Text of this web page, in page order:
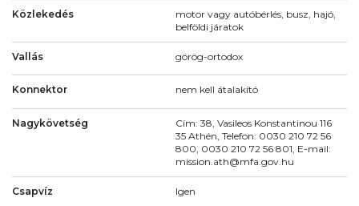
Közlekedés
motor vagy autóbérlés, busz, hajó,
belföldi járatok
Vallás görög-ortodox
Konnektor nem kell átalakító
Nagykövetség
Cím: 38, Vasileos Konstantinou 116
35 Athén, Telefon: 0030 210 72 56
800, 0030 210 72 56 801, E-mail:
mission.ath@mfa.gov.hu
Csapvíz Igen